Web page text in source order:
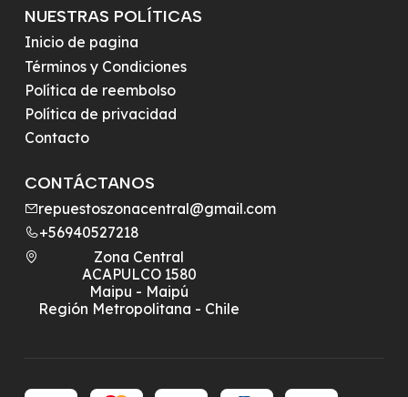
NUESTRAS POLÍTICAS
Inicio de pagina
Términos y Condiciones
Política de reembolso
Política de privacidad
Contacto
CONTÁCTANOS
repuestoszonacentral@gmail.com
+56940527218
Zona Central
ACAPULCO 1580
Maipu - Maipú
Región Metropolitana - Chile